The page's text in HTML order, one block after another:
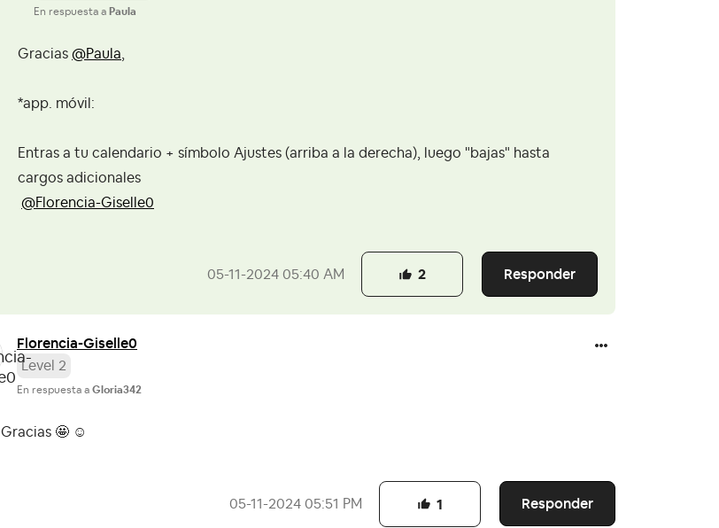
En respuesta a Paula
Gracias @Paula
*app. móvil:
Entras a tu calendario + símbolo Ajustes (arriba a la derecha), luego "bajas" hasta
cargos adicionales
@Florencia-Giselle0
‎05-11-2024 05:40 AM Responder
2
Florencia-Giselle0
Level 2
En respuesta a Gloria342
Gracias 🤩 ☺️
‎05-11-2024 05:51 PM Responder
1